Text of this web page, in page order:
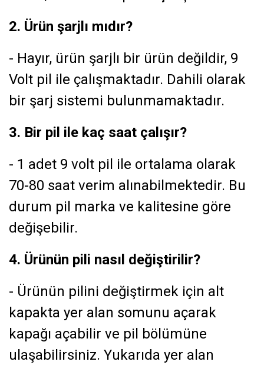
2. Ürün şarjlı mıdır?
- Hayır, ürün şarjlı bir ürün değildir, 9
Volt pil ile çalışmaktadır. Dahili olarak
bir şarj sistemi bulunmamaktadır.
3. Bir pil ile kaç saat çalışır?
- 1 adet 9 volt pil ile ortalama olarak
70-80 saat verim alınabilmektedir. Bu
durum pil marka ve kalitesine göre
değişebilir.
4. Ürünün pili nasıl değiştirilir?
- Ürünün pilini değiştirmek için alt
kapakta yer alan somunu açarak
kapağı açabilir ve pil bölümüne
ulaşabilirsiniz. Yukarıda yer alan